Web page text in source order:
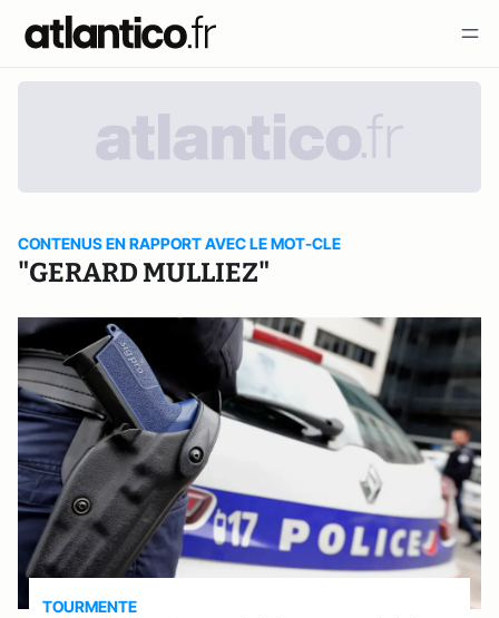
CONTENUS EN RAPPORT AVEC LE MOT-CLE
"GERARD MULLIEZ"
TOURMENTE